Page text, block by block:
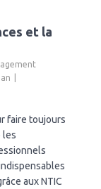
et la
faire toujours
les
aux NTIC